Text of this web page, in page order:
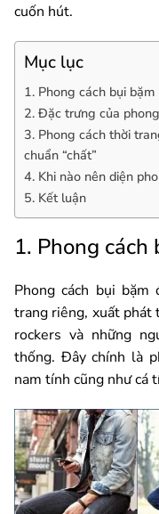
cuốn hút.
Mục lục
1. Phong cách bụi bặm
2. Đặc trưng của
3. Phong cách thời
chuẩn “chất”
4. Khi nào nên diện
5. Kết luận
1. Phong cách
Phong cách bụi
trang riêng, xuất phát
rockers và những
thống. Đây chính là
nam tính cũng như cá